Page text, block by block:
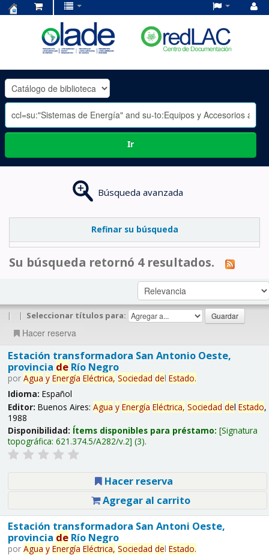
OLADE
-
Ir
Búsqueda avanzada
Refinar su búsqueda
Su búsqueda retornó 4 resultados.
| | Seleccionar títulos para:
Hacer reserva
Estación transformadora San Antonio Oeste,
provincia deRío Negro
por Agua y Energía Eléctrica, Sociedad del Estado.
Idioma: Español
Editor: Buenos Aires: Agua y Energía Eléctrica, Sociedad del Estado,
1988
Disponibilidad: Ítems disponibles para préstamo: Signatura
topográfica: 621.374.5/A282/v.2 (3).
Hacer reserva
Agregar al carrito
Estación transformadora San Antoni Oeste,
provincia deRío Negro
por Agua y Energía Eléctrica, Sociedad del Estado.